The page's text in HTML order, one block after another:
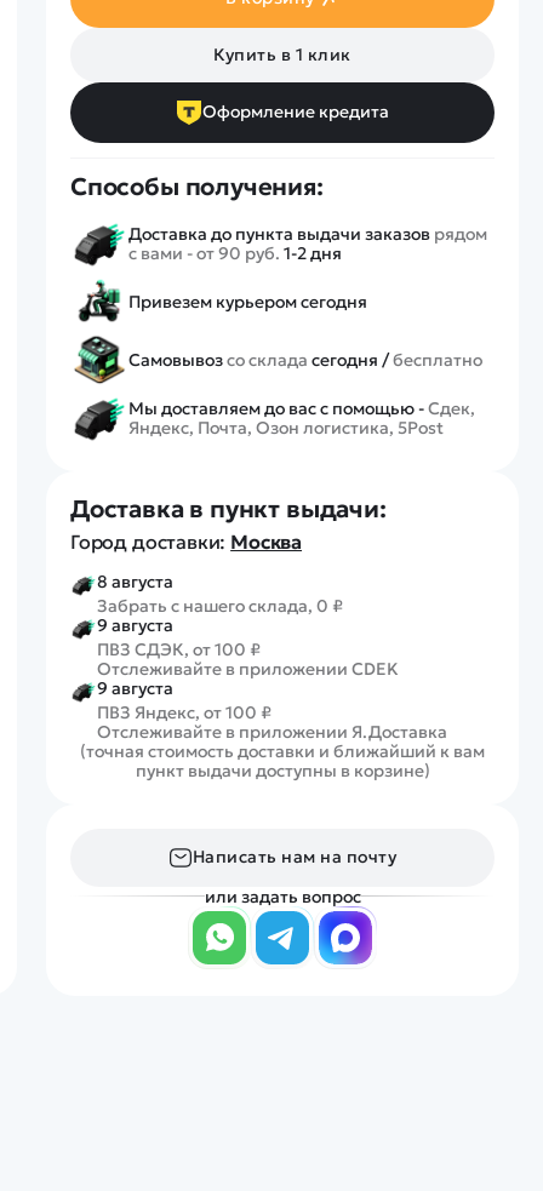
Купить в 1 клик
Оформление кредита
Способы получения:
Доставка до пункта выдачи заказов рядом
с вами - от 90 руб. 1-2 дня
Привезем курьером сегодня
Самовывозсо склада сегодня /бесплатно
Мы доставляем до вас с помощью -Сдек,
Яндекс, Почта, Озон логистика, 5Post
Доставка в пункт выдачи:
Город доставки: Москва
8 августа
Забрать с нашего склада, 0 ₽
9 августа
ПВЗ СДЭК, от 100 ₽
Отслеживайте в приложении CDEK
9 августа
ПВЗ Яндекс, от 100 ₽
Отслеживайте в приложении Я.Доставка
(точная стоимость доставки и ближайший к вам
пункт выдачи доступны в корзине)
Написать нам на почту
или задать вопрос
Спецтехника
Железные дороги
Конструкторы
Запчасти для моделей